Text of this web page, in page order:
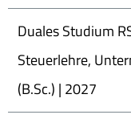
Duales Studium
Steuerlehre,
(B.Sc.) | 2027